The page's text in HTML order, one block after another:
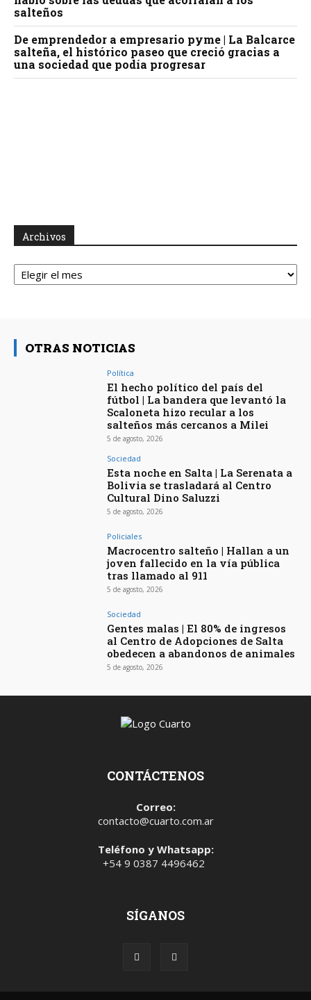
salteños
De emprendedor a empresario pyme | La Balcarce
salteña, el histórico paseo que creció gracias a
una sociedad que podía progresar
Archivos
Archivos
OTRAS NOTICIAS
Política
El hecho político del país del
fútbol | La bandera que levantó la
Scaloneta hizo recular a los
salteños más cercanos a Milei
5 de agosto, 2026
Sociedad
Esta noche en Salta | La Serenata a
Bolivia se trasladará al Centro
Cultural Dino Saluzzi
5 de agosto, 2026
Policiales
Macrocentro salteño | Hallan a un
joven fallecido en la vía pública
tras llamado al 911
5 de agosto, 2026
Sociedad
Gentes malas | El 80% de ingresos
al Centro de Adopciones de Salta
obedecen a abandonos de animales
5 de agosto, 2026
CONTÁCTENOS
Correo:
contacto@cuarto.com.ar
Teléfono y Whatsapp:
+54 9 0387 4496462
SÍGANOS